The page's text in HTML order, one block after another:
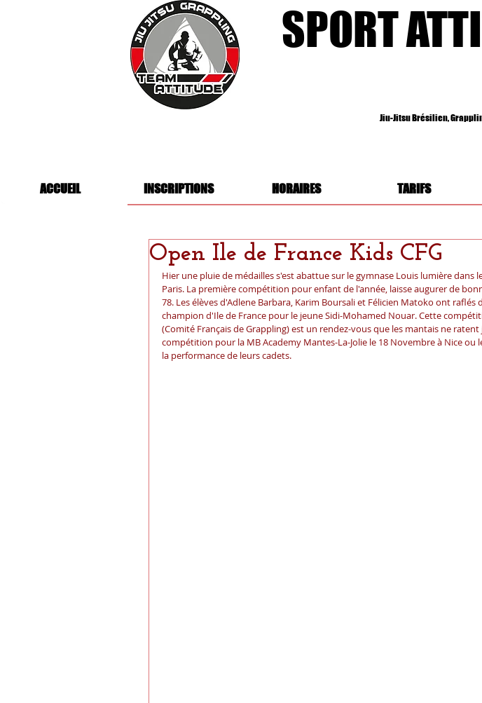
SPORT
Jiu-Jitsu Brésilien,
ACCUEIL INSCRIPTIONS HORAIRES TARIFS
Open Ile de France Kids CFG
Hier une pluie de médailles s'est abattue sur le gymnase Louis lumière dans
Paris. La première compétition pour enfant de l'année, laisse augurer de
78. Les élèves d'Adlene Barbara, Karim Boursali et Félicien Matoko ont
champion d'Ile de France pour le jeune Sidi-Mohamed Nouar. Cette
(Comité Français de Grappling) est un rendez-vous que les mantais ne ratent
compétition pour la MB Academy Mantes-La-Jolie le 18 Novembre à Nice
la performance de leurs cadets.